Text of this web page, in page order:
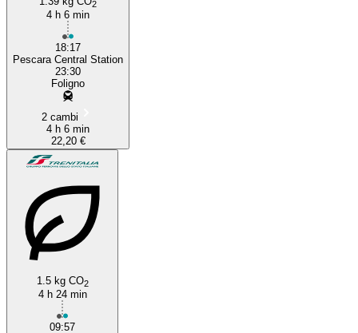
2
4 h 6 min
18:17
Pescara Central Station
23:30
Foligno
2 cambi
4 h 6 min
22,20 €
1.5 kg CO2
4 h 24 min
09:57